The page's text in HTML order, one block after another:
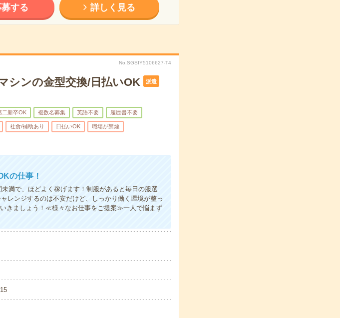
募する 詳しく見る
No.SGSIY5106627-T4
シンの金型交換/日払いOK 派遣
二新卒OK 複数名募集 英語不要 履歴書不要
社食/補助あり 日払いOK 職場が禁煙
の仕事！
満で、ほどよく稼げます！制服があると毎日の服選
ンジするのは不安だけど、しっかり働く環境が整っ
きましょう！≪様々なお仕事をご提案≫一人で悩まず